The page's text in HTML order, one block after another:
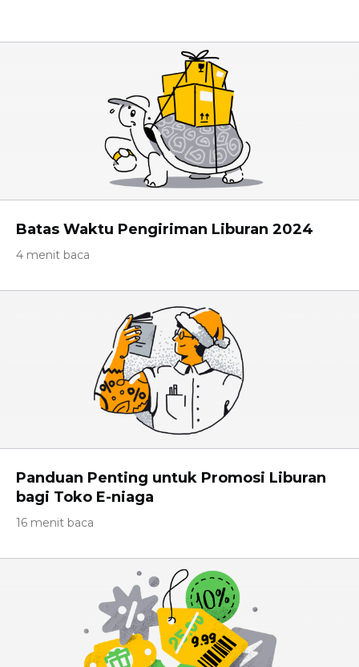
Batas Waktu Pengiriman Liburan 2024
4 menit baca
Panduan Penting untuk Promosi Liburan
bagi Toko E-niaga
16 menit baca